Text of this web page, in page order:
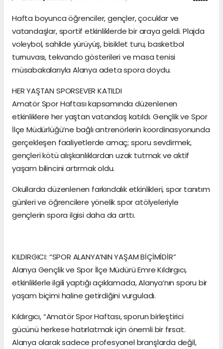
Hafta boyunca öğrenciler, gençler, çocuklar ve
vatandaşlar, sportif etkinliklerde bir araya geldi. Plajda
voleybol, sahilde yürüyüş, bisiklet turu, basketbol
turnuvası, tekvando gösterileri ve masa tenisi
müsabakalarıyla Alanya adeta spora doydu.
HER YAŞTAN SPORSEVER KATILDI
Amatör Spor Haftası kapsamında düzenlenen
etkinliklere her yaştan vatandaş katıldı. Gençlik ve Spor
İlçe Müdürlüğü’ne bağlı antrenörlerin koordinasyonunda
gerçekleşen faaliyetlerde amaç; sporu sevdirmek,
gençleri kötü alışkanlıklardan uzak tutmak ve aktif
yaşam bilincini artırmak oldu.
Okullarda düzenlenen farkındalık etkinlikleri, spor tanıtım
günleri ve öğrencilere yönelik spor atölyeleriyle
gençlerin spora ilgisi daha da arttı.
KILDIRGICI: “SPOR ALANYA’NIN YAŞAM BİÇİMİDİR”
Alanya Gençlik ve Spor İlçe Müdürü Emre Kıldırgıcı,
etkinliklerle ilgili yaptığı açıklamada, Alanya’nın sporu bir
yaşam biçimi haline getirdiğini vurguladı.
Kıldırgıcı, “Amatör Spor Haftası, sporun birleştirici
gücünü herkese hatırlatmak için önemli bir fırsat.
Alanya olarak sadece profesyonel branşlarda değil,